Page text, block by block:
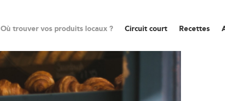
Où trouver vos produits locaux ? Circuit court Recettes